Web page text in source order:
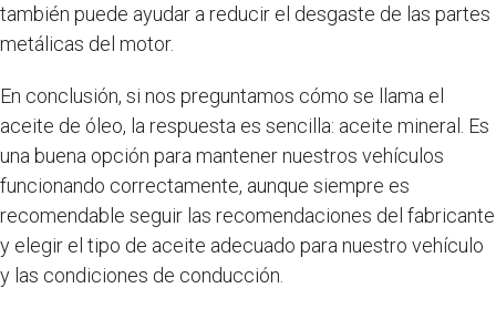
también puede ayudar a reducir el desgaste de las partes
metálicas del motor.
En conclusión, si nos preguntamos cómo se llama el
aceite de óleo, la respuesta es sencilla: aceite mineral. Es
una buena opción para mantener nuestros vehículos
funcionando correctamente, aunque siempre es
recomendable seguir las recomendaciones del fabricante
y elegir el tipo de aceite adecuado para nuestro vehículo
y las condiciones de conducción.